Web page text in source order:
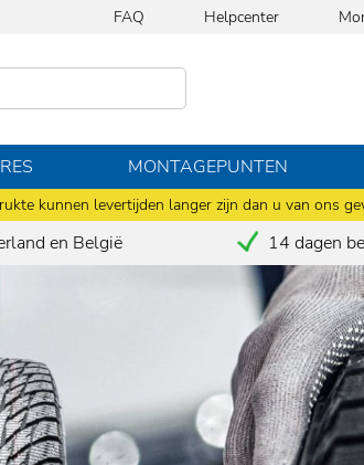
kunnen levertijden langer zijn dan u van ons
FAQ Helpcenter
MONTAGEPUNTEN
en België 14 dagen